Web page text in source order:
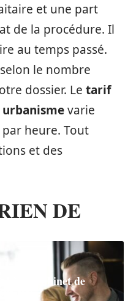
et une part
de la procédure. Il
au temps passé.
le nombre
dossier. Le tarif
urbanismevarie
heure. Tout
et des
DE
à un cabinet de
RH ?